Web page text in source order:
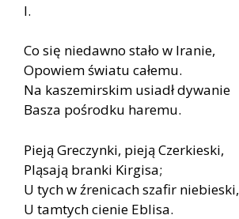
I.
Co się niedawno stało w Iranie,
Opowiem światu całemu.
Na kaszemirskim usiadł dywanie
Basza pośrodku haremu.
Pieją Greczynki, pieją Czerkieski,
Pląsają branki Kirgisa;
U tych w źrenicach szafir niebieski,
U tamtych cienie Eblisa.